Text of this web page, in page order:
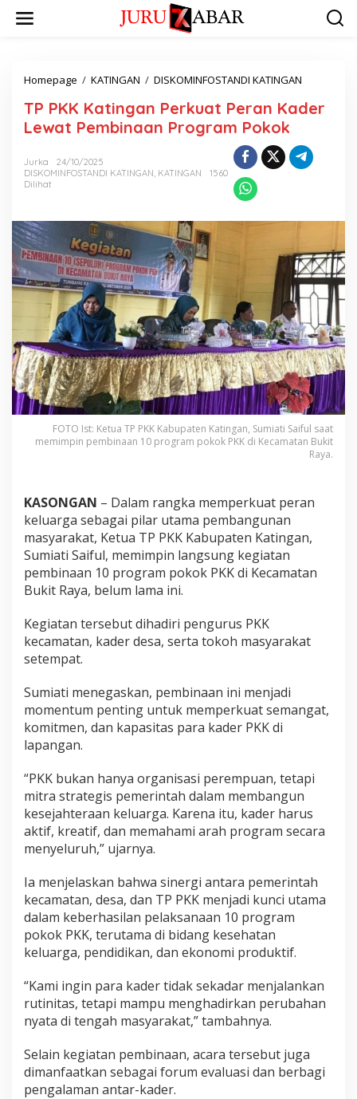
Homepage / KATINGAN / DISKOMINFOSTANDI KATINGAN
TP PKK Katingan Perkuat Peran Kader
Lewat Pembinaan Program Pokok
Jurka
24/10/2025
DISKOMINFOSTANDI KATINGAN, KATINGAN
1560
Dilihat
FOTO Ist: Ketua TP PKK Kabupaten Katingan, Sumiati Saiful saat
memimpin pembinaan 10 program pokok PKK di Kecamatan Bukit
Raya.
KASONGAN – Dalam rangka memperkuat peran
keluarga sebagai pilar utama pembangunan
masyarakat, Ketua TP PKK Kabupaten Katingan,
Sumiati Saiful, memimpin langsung kegiatan
pembinaan 10 program pokok PKK di Kecamatan
Bukit Raya, belum lama ini.
Kegiatan tersebut dihadiri pengurus PKK
kecamatan, kader desa, serta tokoh masyarakat
setempat.
Sumiati menegaskan, pembinaan ini menjadi
momentum penting untuk memperkuat semangat,
komitmen, dan kapasitas para kader PKK di
lapangan.
“PKK bukan hanya organisasi perempuan, tetapi
mitra strategis pemerintah dalam membangun
kesejahteraan keluarga. Karena itu, kader harus
aktif, kreatif, dan memahami arah program secara
menyeluruh,” ujarnya.
Ia menjelaskan bahwa sinergi antara pemerintah
kecamatan, desa, dan TP PKK menjadi kunci utama
dalam keberhasilan pelaksanaan 10 program
pokok PKK, terutama di bidang kesehatan
keluarga, pendidikan, dan ekonomi produktif.
“Kami ingin para kader tidak sekadar menjalankan
rutinitas, tetapi mampu menghadirkan perubahan
nyata di tengah masyarakat,” tambahnya.
Selain kegiatan pembinaan, acara tersebut juga
dimanfaatkan sebagai forum evaluasi dan berbagi
pengalaman antar-kader.